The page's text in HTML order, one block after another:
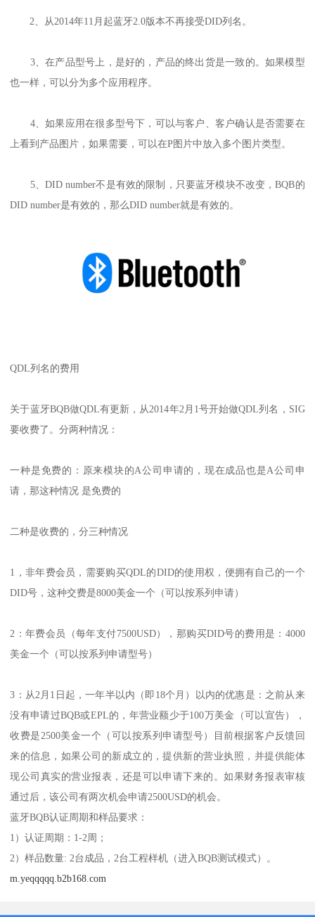
2、从2014年11月起蓝牙2.0版本不再接受DID列名。
3、在产品型号上，是好的，产品的终出货是一致的。如果模型
也一样，可以分为多个应用程序。
4、如果应用在很多型号下，可以与客户、客户确认是否需要在
上看到产品图片，如果需要，可以在P图片中放入多个图片类型。
5、DID number不是有效的限制，只要蓝牙模块不改变，BQB的
DID number是有效的，那么DID number就是有效的。
QDL列名的费用
关于蓝牙BQB做QDL有更新，从2014年2月1号开始做QDL列名，SIG
要收费了。分两种情况：
一种是免费的：原来模块的A公司申请的，现在成品也是A公司申
请，那这种情况 是免费的
二种是收费的，分三种情况
1，非年费会员，需要购买QDL的DID的使用权，便拥有自己的一个
DID号，这种交费是8000美金一个（可以按系列申请）
2：年费会员（每年支付7500USD），那购买DID号的费用是：4000
美金一个（可以按系列申请型号）
3：从2月1日起，一年半以内（即18个月）以内的优惠是：之前从来
没有申请过BQB或EPL的，年营业额少于100万美金（可以宣告），
收费是2500美金一个（可以按系列申请型号）目前根据客户反馈回
来的信息，如果公司的新成立的，提供新的营业执照，并提供能体
现公司真实的营业报表，还是可以申请下来的。如果财务报表审核
通过后，该公司有两次机会申请2500USD的机会。
蓝牙BQB认证周期和样品要求：
1）认证周期：1-2周；
2）样品数量: 2台成品，2台工程样机（进入BQB测试模式）。
m.yeqqqqq.b2b168.com